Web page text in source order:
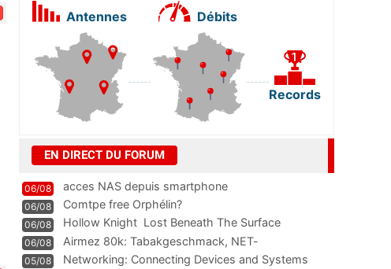
Antennes Débits
Records
EN DIRECT DU FORUM
06/08 acces NAS depuis smartphone
06/08 Comtpe free Orphélin?
06/08 Hollow Knight  Lost Beneath The Surface
06/08
Airmez 80k: Tabakgeschmack, NET-
Technologie und Leistung im
05/08 Networking: Connecting Devices and Systems